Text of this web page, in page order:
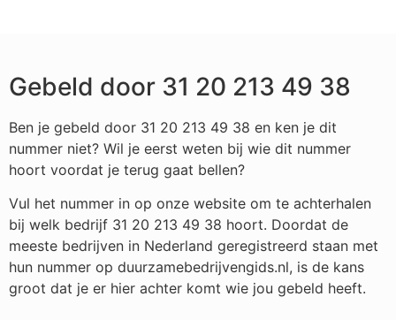
Gebeld door 31 20 213 49 38
Ben je gebeld door 31 20 213 49 38 en ken je dit
nummer niet? Wil je eerst weten bij wie dit nummer
hoort voordat je terug gaat bellen?
Vul het nummer in op onze website om te achterhalen
bij welk bedrijf 31 20 213 49 38 hoort. Doordat de
meeste bedrijven in Nederland geregistreerd staan met
hun nummer op duurzamebedrijvengids.nl, is de kans
groot dat je er hier achter komt wie jou gebeld heeft.